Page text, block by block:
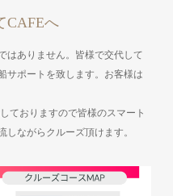
CAFEへ
はありません。皆様で交代して
サポートを致します。お客様は
ておりますので皆様のスマート
ながらクルーズ頂けます。